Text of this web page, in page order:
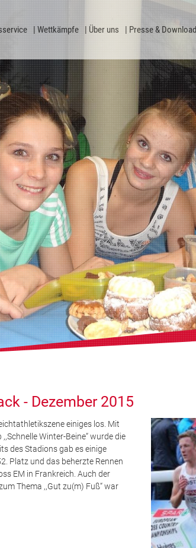
Wettkämpfe Über uns Presse &
- Dezember 2015
einiges los. Mit
Winter-Beine“ wurde die
des Stadions gab es einige
Platz und das beherzte Rennen
EM in Frankreich. Auch der
Thema ,,Gut zu(m) Fuß“ war